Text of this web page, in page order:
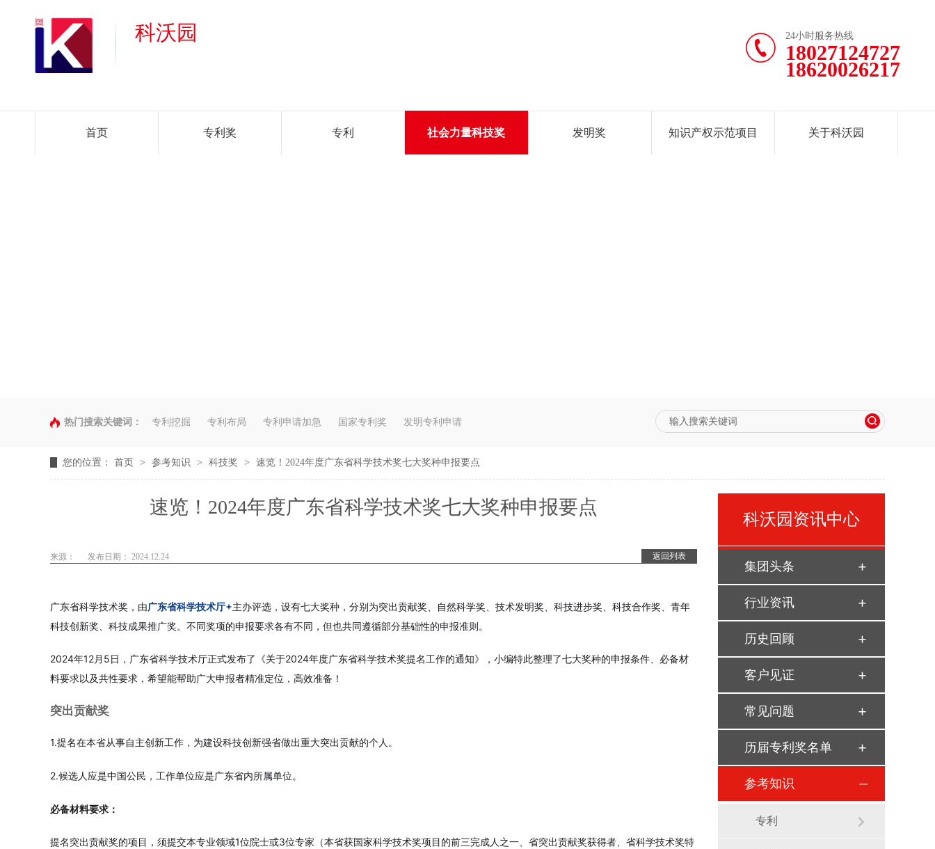
24小时服务热线
18027124727
18620026217
科沃园
首页 专利奖 专利 社会力量科技奖 发明奖 知识产权示范项目 关于科沃园
热门搜索关键词： 专利挖掘 专利布局 专利申请加急 国家专利奖 发明专利申请
您的位置： 首页 > 参考知识 > 科技奖 > 速览！2024年度广东省科学技术奖七大奖种申报要点
速览！2024年度广东省科学技术奖七大奖种申报要点
返回列表
来源： 发布日期： 2024.12.24
广东省科学技术奖，由广东省科学技术厅
主办评选，设有七大奖种，分别为突出贡献奖、自然科学奖、技术发明奖、科技进步奖、科技合作奖、青年
科技创新奖、科技成果推广奖。不同奖项的申报要求各有不同，但也共同遵循部分基础性的申报准则。
2024年12月5日，广东省科学技术厅正式发布了《关于2024年度广东省科学技术奖提名工作的通知》，小编特此整理了七大奖种的申报条件、必备材
料要求以及共性要求，希望能帮助广大申报者精准定位，高效准备！
突出贡献奖
1.提名在本省从事自主创新工作，为建设科技创新强省做出重大突出贡献的个人。
2.候选人应是中国公民，工作单位应是广东省内所属单位。
必备材料要求：
提名突出贡献奖的项目，须提交本专业领域1位院士或3位专家（本省获国家科学技术奖项目的前三完成人之一、省突出贡献奖获得者、省科学技术奖特
科沃园资讯中心
集团头条
行业资讯
历史回顾
客户见证
常见问题
历届专利奖名单
参考知识
专利